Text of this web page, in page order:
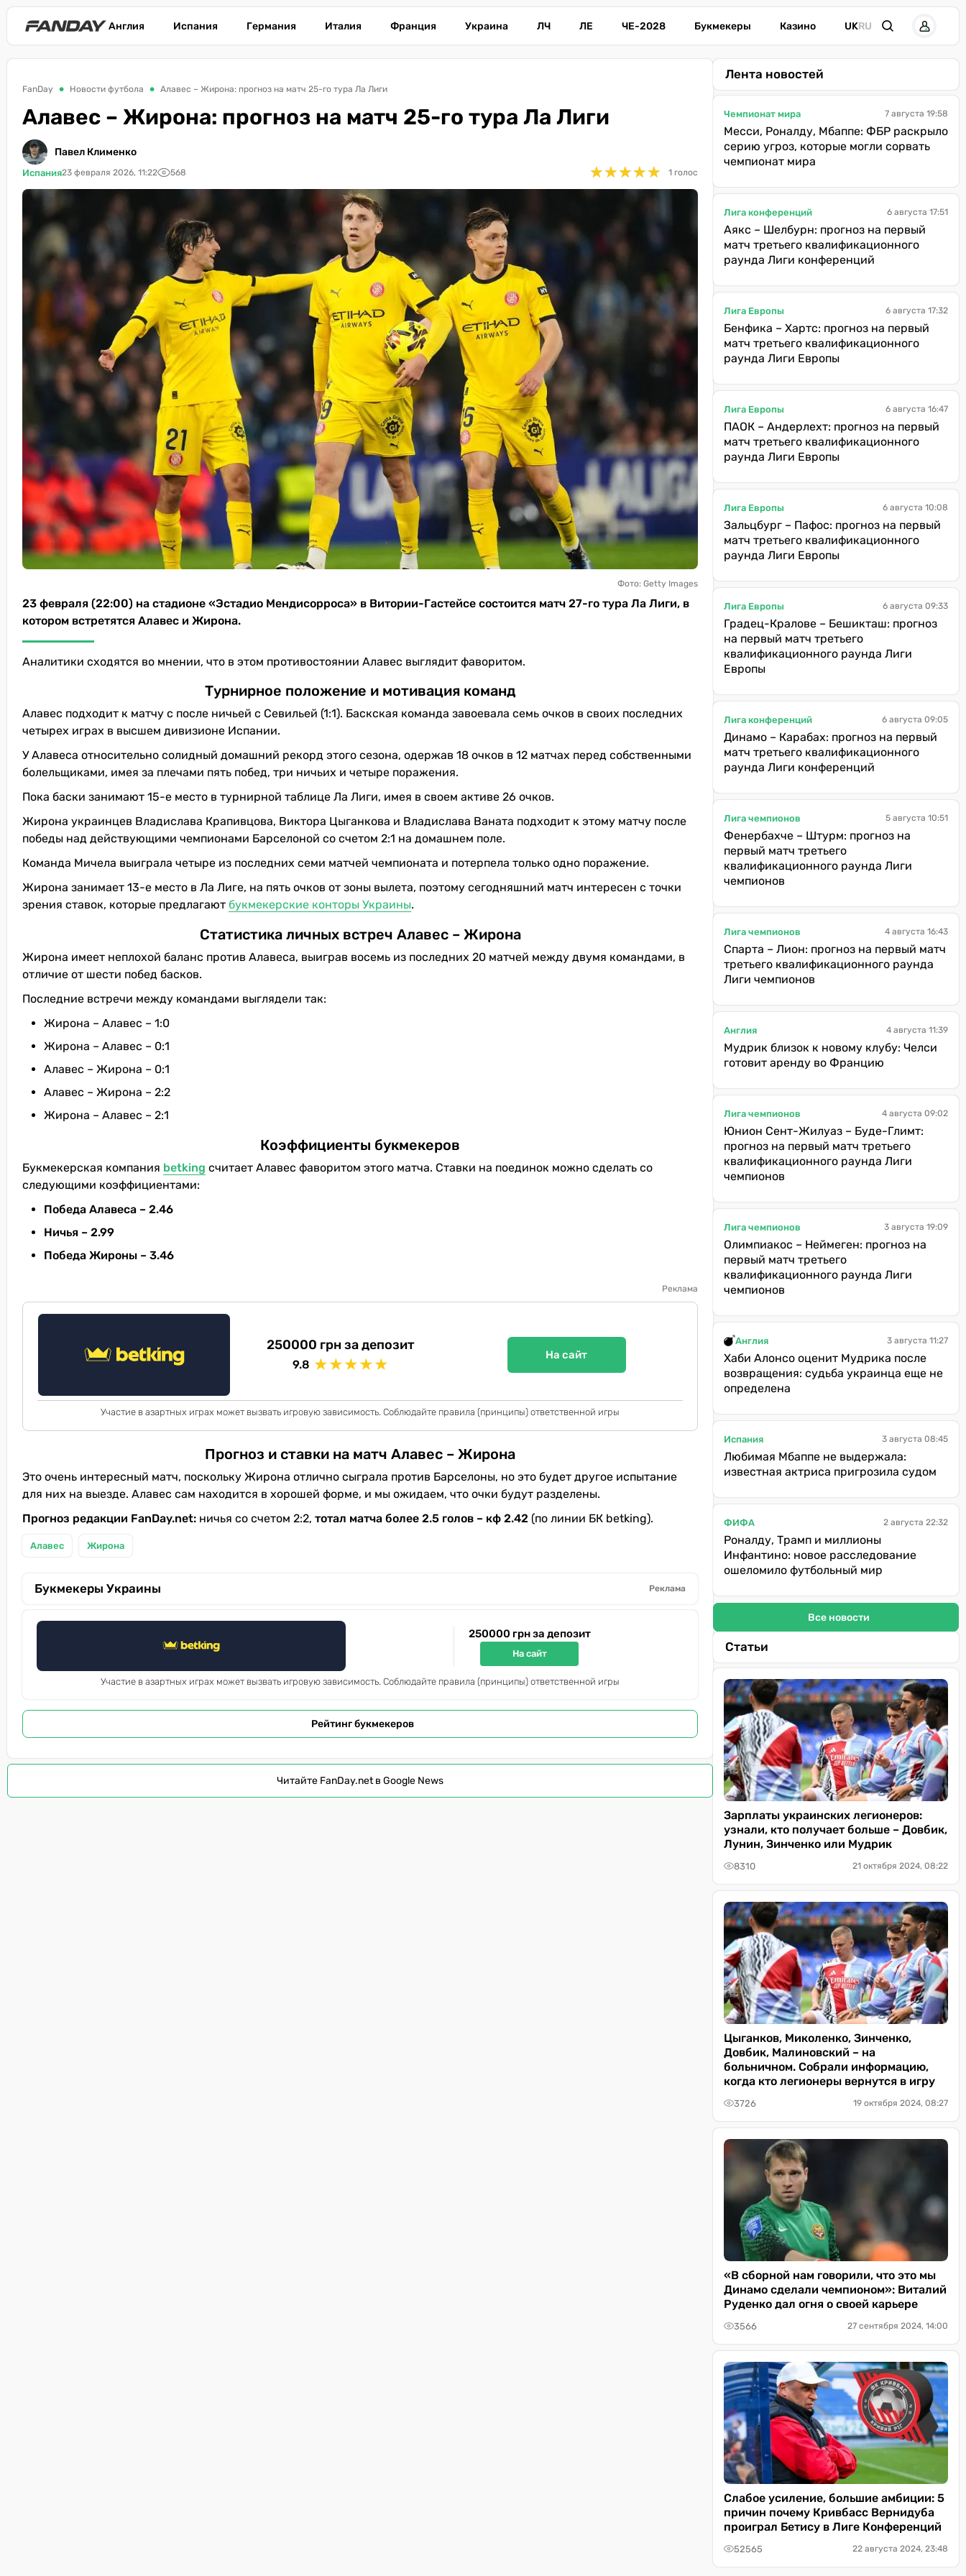
Англия Испания Германия Италия Франция Украина ЛЧ ЛЕ ЧЕ-2028 Букмекеры Казино UKRU
FanDay Новости футбола Алавес – Жирона: прогноз на матч 25-го тура Ла Лиги
Алавес – Жирона: прогноз на матч 25-го тура Ла Лиги
Павел Клименко
Испания23 февраля 2026, 11:22 568 ★★★★★
★★★★★ 1 голос
Фото: Getty Images
23 февраля (22:00) на стадионе «Эстадио Мендисорроса» в Витории-Гастейсе состоится матч 27-го тура Ла Лиги, в
котором встретятся Алавес и Жирона.
Аналитики сходятся во мнении, что в этом противостоянии Алавес выглядит фаворитом.
Турнирное положение и мотивация команд
Алавес подходит к матчу с после ничьей с Севильей (1:1). Баскская команда завоевала семь очков в своих последних
четырех играх в высшем дивизионе Испании.
У Алавеса относительно солидный домашний рекорд этого сезона, одержав 18 очков в 12 матчах перед собственными
болельщиками, имея за плечами пять побед, три ничьих и четыре поражения.
Пока баски занимают 15-е место в турнирной таблице Ла Лиги, имея в своем активе 26 очков.
Жирона украинцев Владислава Крапивцова, Виктора Цыганкова и Владислава Ваната подходит к этому матчу после
победы над действующими чемпионами Барселоной со счетом 2:1 на домашнем поле.
Команда Мичела выиграла четыре из последних семи матчей чемпионата и потерпела только одно поражение.
Жирона занимает 13-е место в Ла Лиге, на пять очков от зоны вылета, поэтому сегодняшний матч интересен с точки
зрения ставок, которые предлагают букмекерские конторы Украины.
Статистика личных встреч Алавес – Жирона
Жирона имеет неплохой баланс против Алавеса, выиграв восемь из последних 20 матчей между двумя командами, в
отличие от шести побед басков.
Последние встречи между командами выглядели так:
Жирона – Алавес – 1:0
Жирона – Алавес – 0:1
Алавес – Жирона – 0:1
Алавес – Жирона – 2:2
Жирона – Алавес – 2:1
Коэффициенты букмекеров
Букмекерская компания betking считает Алавес фаворитом этого матча. Ставки на поединок можно сделать со
следующими коэффициентами:
Победа Алавеса – 2.46
Ничья – 2.99
Победа Жироны – 3.46
Реклама
250000 грн за депозит
9.8 ★★★★★ На сайт
Участие в азартных играх может вызвать игровую зависимость. Соблюдайте правила (принципы) ответственной игры
Прогноз и ставки на матч Алавес – Жирона
Это очень интересный матч, поскольку Жирона отлично сыграла против Барселоны, но это будет другое испытание
для них на выезде. Алавес сам находится в хорошей форме, и мы ожидаем, что очки будут разделены.
Прогноз редакции FanDay.net: ничья со счетом 2:2, тотал матча более 2.5 голов – кф 2.42 (по линии БК betking).
Алавес Жирона
Букмекеры Украины Реклама
250000 грн за депозит
На сайт
Участие в азартных играх может вызвать игровую зависимость. Соблюдайте правила (принципы) ответственной игры
Рейтинг букмекеров
Читайте FanDay.net в Google News
Лента новостей
Чемпионат мира 7 августа 19:58
Месси, Роналду, Мбаппе: ФБР раскрыло
серию угроз, которые могли сорвать
чемпионат мира
Лига конференций 6 августа 17:51
Аякс – Шелбурн: прогноз на первый
матч третьего квалификационного
раунда Лиги конференций
Лига Европы 6 августа 17:32
Бенфика – Хартс: прогноз на первый
матч третьего квалификационного
раунда Лиги Европы
Лига Европы 6 августа 16:47
ПАОК – Андерлехт: прогноз на первый
матч третьего квалификационного
раунда Лиги Европы
Лига Европы 6 августа 10:08
Зальцбург – Пафос: прогноз на первый
матч третьего квалификационного
раунда Лиги Европы
Лига Европы 6 августа 09:33
Градец-Кралове – Бешикташ: прогноз
на первый матч третьего
квалификационного раунда Лиги
Европы
Лига конференций 6 августа 09:05
Динамо – Карабах: прогноз на первый
матч третьего квалификационного
раунда Лиги конференций
Лига чемпионов 5 августа 10:51
Фенербахче – Штурм: прогноз на
первый матч третьего
квалификационного раунда Лиги
чемпионов
Лига чемпионов 4 августа 16:43
Спарта – Лион: прогноз на первый матч
третьего квалификационного раунда
Лиги чемпионов
Англия 4 августа 11:39
Мудрик близок к новому клубу: Челси
готовит аренду во Францию
Лига чемпионов 4 августа 09:02
Юнион Сент-Жилуаз – Буде-Глимт:
прогноз на первый матч третьего
квалификационного раунда Лиги
чемпионов
Лига чемпионов 3 августа 19:09
Олимпиакос – Неймеген: прогноз на
первый матч третьего
квалификационного раунда Лиги
чемпионов
Англия 3 августа 11:27
Хаби Алонсо оценит Мудрика после
возвращения: судьба украинца еще не
определена
Испания 3 августа 08:45
Любимая Мбаппе не выдержала:
известная актриса пригрозила судом
ФИФА 2 августа 22:32
Роналду, Трамп и миллионы
Инфантино: новое расследование
ошеломило футбольный мир
Все новости
Статьи
Зарплаты украинских легионеров:
узнали, кто получает больше – Довбик,
Лунин, Зинченко или Мудрик
8310 21 октября 2024, 08:22
Цыганков, Миколенко, Зинченко,
Довбик, Малиновский – на
больничном. Собрали информацию,
когда кто легионеры вернутся в игру
3726 19 октября 2024, 08:27
«В сборной нам говорили, что это мы
Динамо сделали чемпионом»: Виталий
Руденко дал огня о своей карьере
3566 27 сентября 2024, 14:00
Слабое усиление, большие амбиции: 5
причин почему Кривбасс Вернидуба
проиграл Бетису в Лиге Конференций
52565 22 августа 2024, 23:48